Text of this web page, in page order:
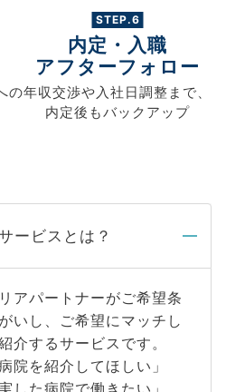
の
STEP.6
内定・入職
アフターフォロー
年収交渉や入社日調整まで、
内定後もバックアップ
ービスとは？
アパートナーがご希望条
いし、ご希望にマッチし
介するサービスです。
院を紹介してほしい」